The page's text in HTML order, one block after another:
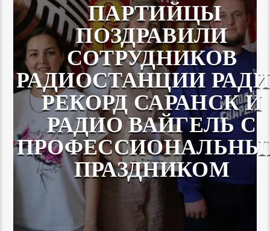
ПАРТИЙЦЫ
ПОЗДРАВИЛИ
СОТРУДНИКОВ
РАДИОСТАНЦИИ
РЕКОРД САРАНСК И
РАДИО ВАЙГЕЛЬ С
ПРАЗДНИКОМ